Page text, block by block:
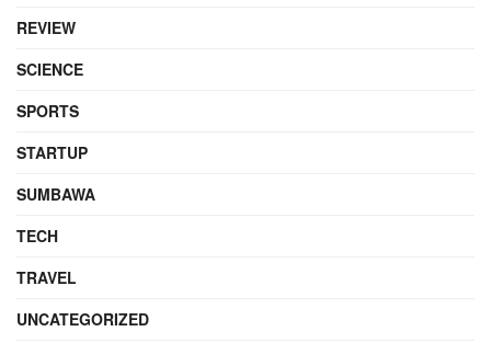
REVIEW
SCIENCE
SPORTS
STARTUP
SUMBAWA
TECH
TRAVEL
UNCATEGORIZED